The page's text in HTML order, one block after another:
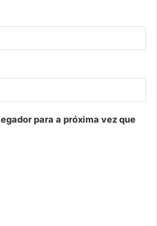
para a próxima vez que